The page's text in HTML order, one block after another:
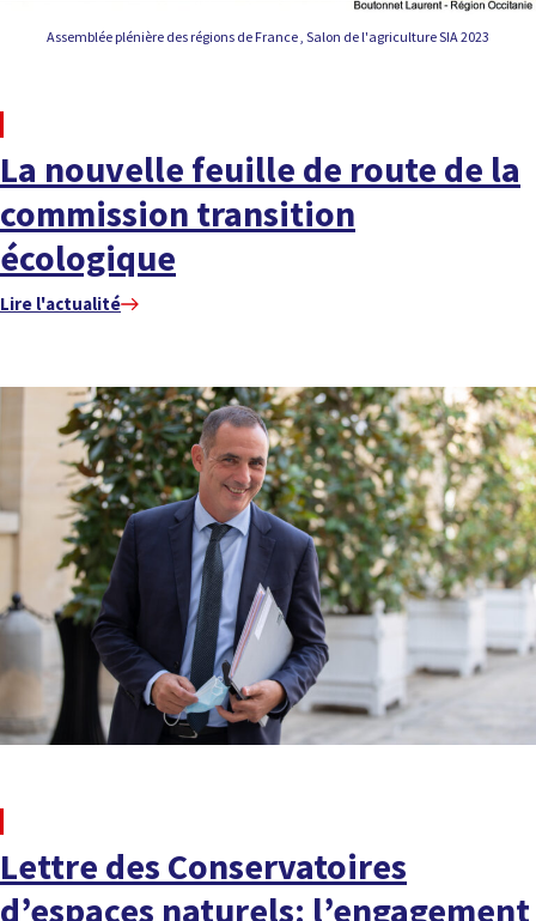
Assemblée plénière des régions de France , Salon de l'agriculture SIA 2023
La nouvelle feuille de route de la
commission transition
écologique
Lire l'actualité
Lettre des Conservatoires
d’espaces naturels: l’engagement